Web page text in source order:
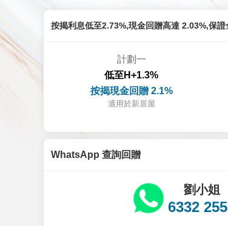
按揭利息低至2.73%,現金回贈高達 2.03%,保證
計劃一
低至H+1.3%
按揭現金回贈 2.1%
適用於新居屋
WhatsApp 查詢回贈
劉小姐
6332